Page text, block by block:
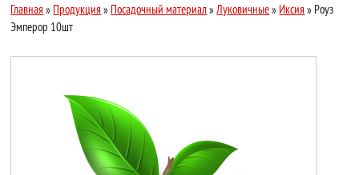
Главная » Продукция » Посадочный материал» Луковичные» Иксия » Роуз
Эмперор 10шт